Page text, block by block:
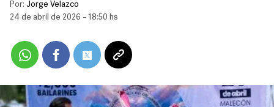
Por: Jorge Velazco
24 de abril de 2026 - 18:50 hs